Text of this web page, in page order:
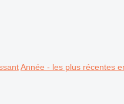
Année - les plus récentes